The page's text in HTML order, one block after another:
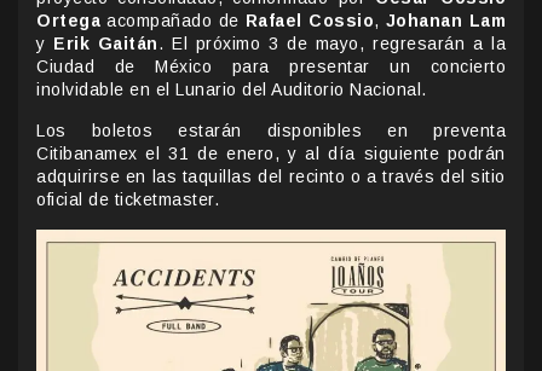
Ortega acompañado de Rafael Cossio, Johanan Lam
y Erik Gaitán. El próximo 3 de mayo, regresarán a la
Ciudad de México para presentar un concierto
inolvidable en el Lunario del Auditorio Nacional.
Los boletos estarán disponibles en preventa
Citibanamex el 31 de enero, y al día siguiente podrán
adquirirse en las taquillas del recinto o a través del sitio
oficial de ticketmaster.